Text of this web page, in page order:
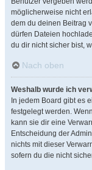
möglicherweise nicht
dem du deinen Beitrag
dürfen Dateien
du dir nicht sicher bist,
Nach oben
Weshalb wurde ich
In jedem Board gibt es
festgelegt werden.
kann sie dir eine
Entscheidung der
nichts mit dieser
sofern du die nicht